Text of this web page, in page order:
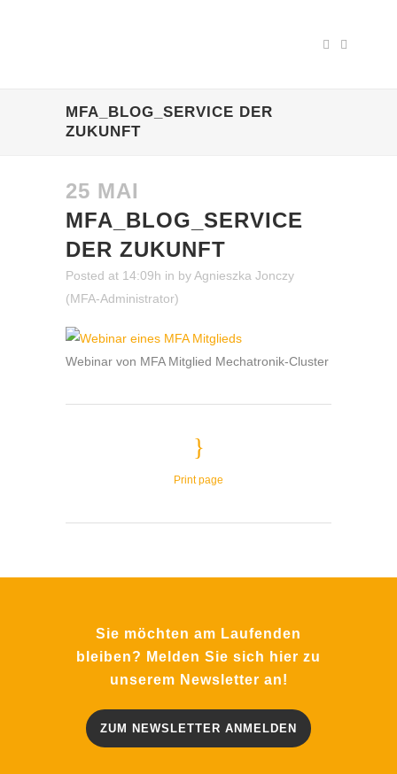
MFA_BLOG_SERVICE DER
ZUKUNFT
25 MAI
MFA_BLOG_SERVICE
DER ZUKUNFT
Posted at 14:09h in byAgnieszka Jonczy
(MFA-Administrator)
Webinar von MFA Mitglied Mechatronik-Cluster
Print page
Sie möchten am Laufenden
bleiben? Melden Sie sich hier zu
unserem Newsletter an!
ZUM NEWSLETTER ANMELDEN